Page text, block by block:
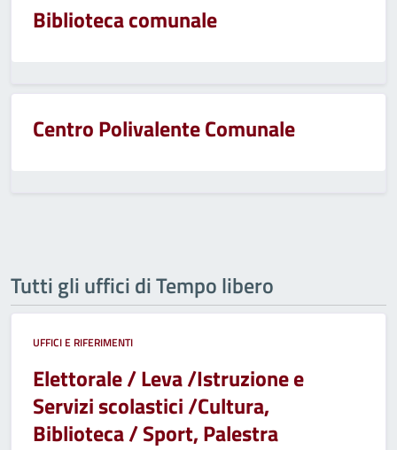
Biblioteca comunale
Centro Polivalente Comunale
Tutti gli uffici di Tempo libero
UFFICI E RIFERIMENTI
Elettorale / Leva /Istruzione e
Servizi scolastici /Cultura,
Biblioteca / Sport, Palestra